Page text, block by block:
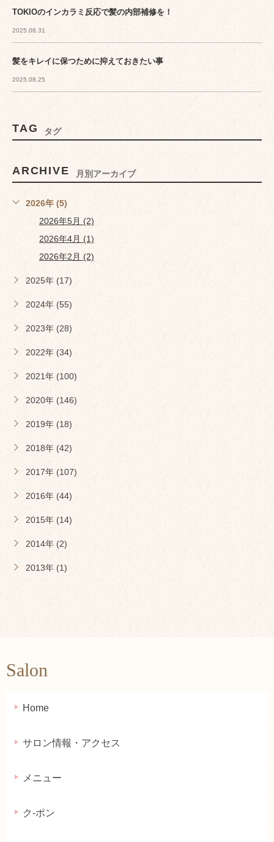
TOKIOのインカラミ反応で髪の内部補修を！
2025.08.31
髪をキレイに保つために抑えておきたい事
2025.08.25
TAG タグ
ARCHIVE 月別アーカイブ
2026年 (5)
2026年5月 (2)
2026年4月 (1)
2026年2月 (2)
2025年 (17)
2024年 (55)
2023年 (28)
2022年 (34)
2021年 (100)
2020年 (146)
2019年 (18)
2018年 (42)
2017年 (107)
2016年 (44)
2015年 (14)
2014年 (2)
2013年 (1)
Salon
Home
サロン情報・アクセス
メニュー
ク-ポン